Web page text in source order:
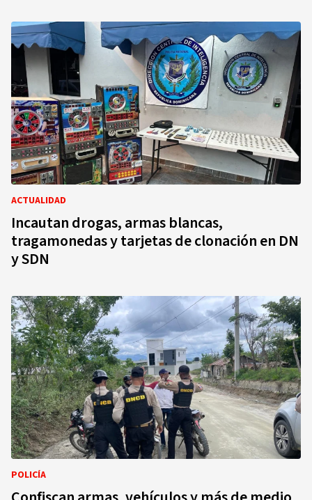
ACTUALIDAD
Incautan drogas, armas blancas,
tragamonedas y tarjetas de clonación en DN
y SDN
POLICÍA